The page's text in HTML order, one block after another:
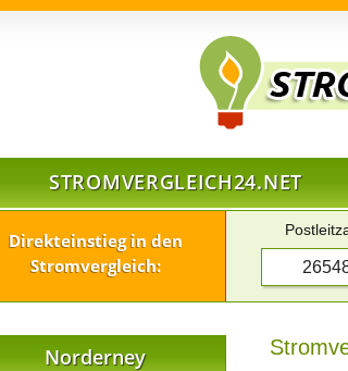
STROMVERGLEICH24.NET
Direkteinstieg in den
Stromvergleich:
Norderney